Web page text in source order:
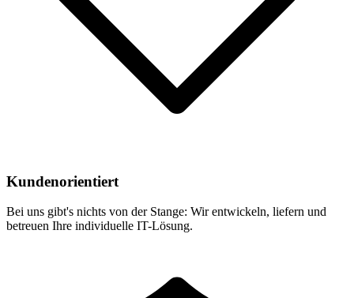
Kundenorientiert
Bei uns gibt's nichts von der Stange: Wir entwickeln, liefern und
betreuen Ihre individuelle IT-Lösung.